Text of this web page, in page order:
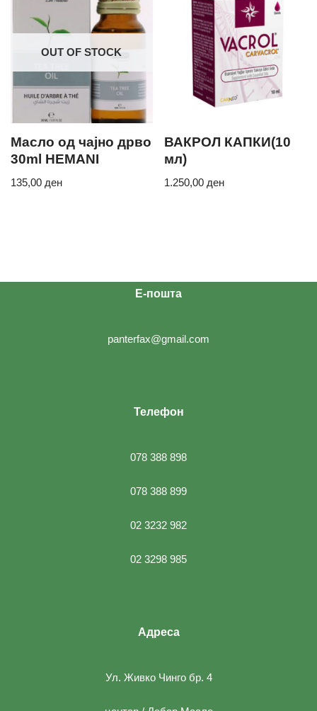
OUT OF STOCK
Масло од чајно дрво
30ml HEMANI
135,00 ден
ВАКРОЛ КАПКИ(10
мл)
1.250,00ден
Е-пошта
panterfax@gmail.com
Телефон
078 388 898
078 388 899
02 3232 982
02 3298 985
Адреса
Ул. Живко Чинго бр. 4